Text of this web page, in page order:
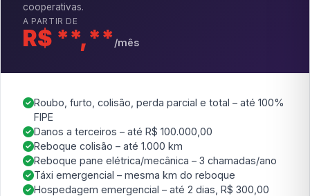
cooperativas.
A PARTIR DE
R$ **,** /mês
Roubo, furto, colisão, perda parcial e total – até 100%
FIPE
Danos a terceiros – até R$ 100.000,00
Reboque colisão – até 1.000 km
Reboque pane elétrica/mecânica – 3 chamadas/ano
Táxi emergencial – mesma km do reboque
Hospedagem emergencial – até 2 dias, R$ 300,00